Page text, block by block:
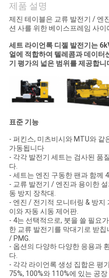
회
를
요
하
다
사
이
트
맵
PRIVACY
POLICY
제품 설명
제진 테이블은 교류 발전기 / 엔
션 사를 위한 베이스프레임 사
세트 라이언록 디젤 발전기는
얼에 적합하여 텔레콤과 데이터
기 평가의 넓은 범위를 제공합니
표준 기능
- 퍼킨스, 미츠비시와 MTU와 같
가동됩니다
- 각각 발전기 세트는 검사된 품
다.
- 세트는 엔진 구동한 팬과 함께
- 교류 발전기 / 엔진과 용이한
동 방지 장착대.
- 엔진 / 전기적 모니터링 & 방지
이와 자동 시동 제어판.
- 4는 선택적으로, 붓을 쓸 필요
한 교류 발전기를 막대기로 받
/ PMG.
- 옵션의 다양하 다양한 응용과
다.
- 각각 라이언록 생성 집합은 평
75%, 100%와 110%에 있는 공